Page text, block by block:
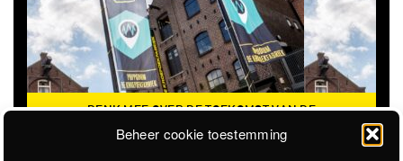
Beheer cookie toestemming
DENK MEE OVER DE TOEKOMST VAN DE
KROEPOEKFABRIEK